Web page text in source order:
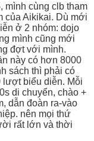
mình cùng clb tham
của Aikikai. Dù mới
ở 2 nhóm: dojo
mình cũng mới
đợt với mình.
này có hơn 8000
sách thì phải có
lượt biểu diễn. Mỗi
di chuyển, chào +
dẫn đoàn ra-vào
nên mọi thứ
rất lớn và thời